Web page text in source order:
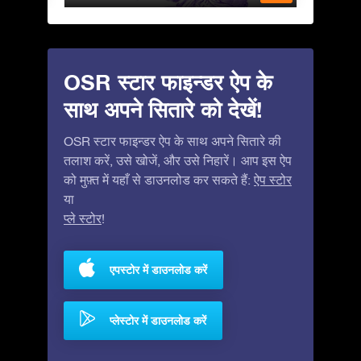
OSR स्टार फाइन्डर ऐप के
साथ अपने सितारे को देखें!
OSR स्टार फाइन्डर ऐप के साथ अपने सितारे की
तलाश करें, उसे खोजें, और उसे निहारें। आप इस ऐप
को मुफ़्त में यहाँ से डाउनलोड कर सकते हैं: ऐप स्टोर
या
प्ले स्टोर!
एपस्टोर में डाउनलोड करें
प्लेस्टोर में डाउनलोड करें